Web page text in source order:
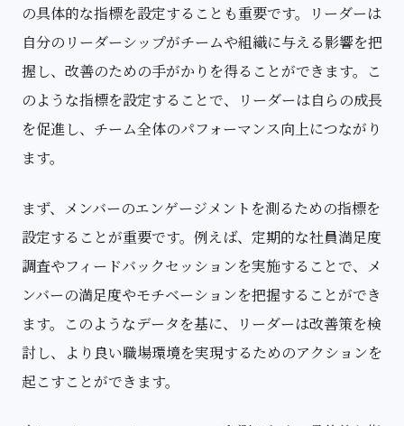
の具体的な指標を設定することも重要です。リーダーは
自分のリーダーシップがチームや組織に与える影響を把
握し、改善のための手がかりを得ることができます。こ
のような指標を設定することで、リーダーは自らの成長
を促進し、チーム全体のパフォーマンス向上につながり
ます。
まず、メンバーのエンゲージメントを測るための指標を
設定することが重要です。例えば、定期的な社員満足度
調査やフィードバックセッションを実施することで、メ
ンバーの満足度やモチベーションを把握することができ
ます。このようなデータを基に、リーダーは改善策を検
討し、より良い職場環境を実現するためのアクションを
起こすことができます。